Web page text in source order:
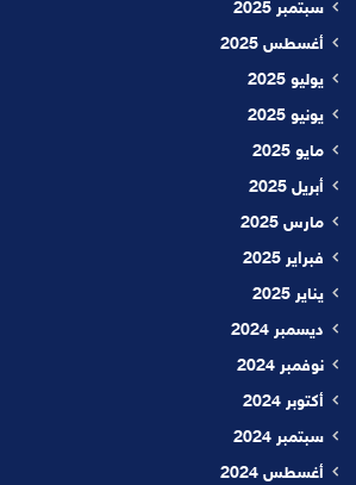
سبتمبر 2025
أغسطس 2025
يوليو 2025
يونيو 2025
مايو 2025
أبريل 2025
مارس 2025
فبراير 2025
يناير 2025
ديسمبر 2024
نوفمبر 2024
أكتوبر 2024
سبتمبر 2024
أغسطس 2024